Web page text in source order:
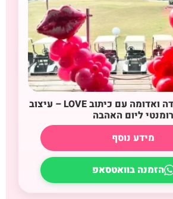
קשת בלונים ורודה ואדומה עם כיתוב LOVE – עיצוב
רומנטי ליום האהבה
מידע נוסף
הזמנה בוואטסאפ